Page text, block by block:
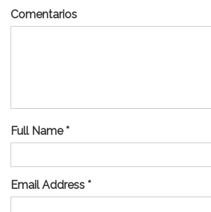
Comentarios
Full Name *
Email Address *